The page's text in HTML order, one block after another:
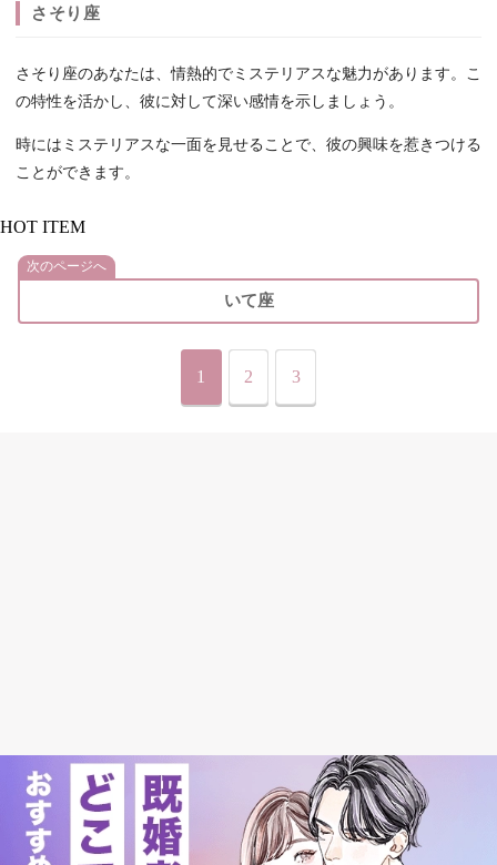
さそり座
さそり座のあなたは、情熱的でミステリアスな魅力があります。こ
の特性を活かし、彼に対して深い感情を示しましょう。
時にはミステリアスな一面を見せることで、彼の興味を惹きつける
ことができます。
HOT ITEM
次のページへ
いて座
1 2 3